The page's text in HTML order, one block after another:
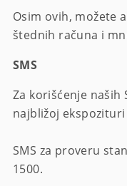
Osim ovih, možete
štednih računa i
SMS
Za korišćenje
najbližoj
SMS za proveru
1500.